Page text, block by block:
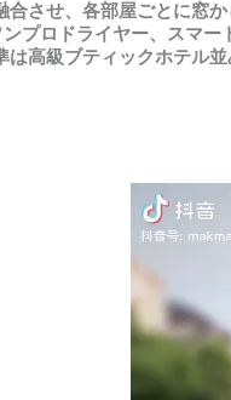
合させ、各部屋ごとに窓か
ンプロドライヤー、 スマー
は高級ブティックホテル並